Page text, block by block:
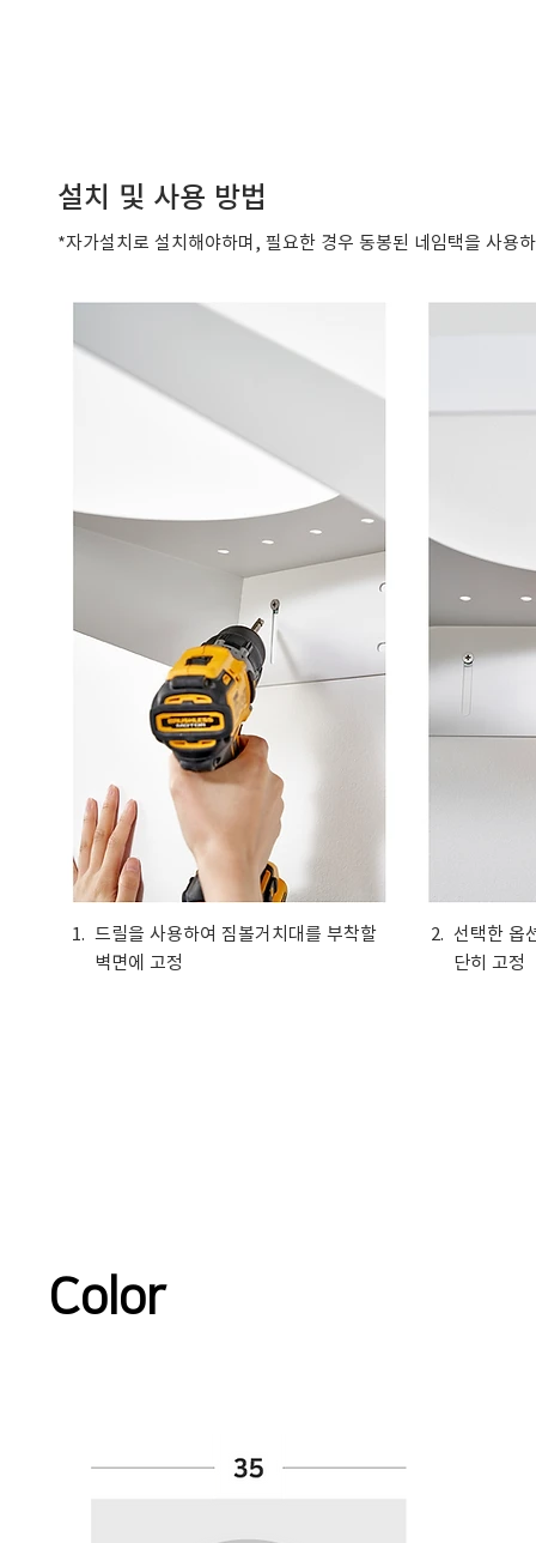
설치 및 사용 방법
​*자가설치로 설치해야하며, 필요한 경우 동봉된 네임택을 사용
1. 드릴을 사용하여 짐볼거치대를 부착할
벽면에 고정
2. 선택한 옵
단히 고정
Color